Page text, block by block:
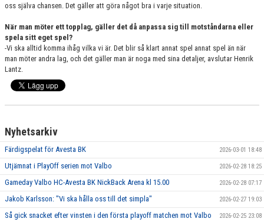
oss själva chansen. Det gäller att göra något bra i varje situation.
När man möter ett topplag, gäller det då anpassa sig till motståndarna eller
spela sitt eget spel?
-Vi ska alltid komma ihåg vilka vi är. Det blir så klart annat spel annat spel än när
man möter andra lag, och det gäller man är noga med sina detaljer, avslutar Henrik
Lantz.
Nyhetsarkiv
Färdigspelat för Avesta BK 2026-03-01 18:48
Utjämnat i PlayOff serien mot Valbo 2026-02-28 18:25
Gameday Valbo HC-Avesta BK NickBack Arena kl 15.00 2026-02-28 07:17
Jakob Karlsson: "Vi ska hålla oss till det simpla" 2026-02-27 19:03
Så gick snacket efter vinsten i den första playoff matchen mot Valbo 2026-02-25 23:08